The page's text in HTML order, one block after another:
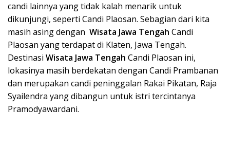
candi lainnya yang tidak kalah menarik untuk
dikunjungi, seperti Candi Plaosan. Sebagian dari kita
masih asing dengan Wisata Jawa Tengah Candi
Plaosan yang terdapat di Klaten, Jawa Tengah.
Destinasi Wisata Jawa Tengah Candi Plaosan ini,
lokasinya masih berdekatan dengan Candi Prambanan
dan merupakan candi peninggalan Rakai Pikatan, Raja
Syailendra yang dibangun untuk istri tercintanya
Pramodyawardani.